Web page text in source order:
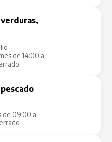
de 14:00 a
de 09:00 a